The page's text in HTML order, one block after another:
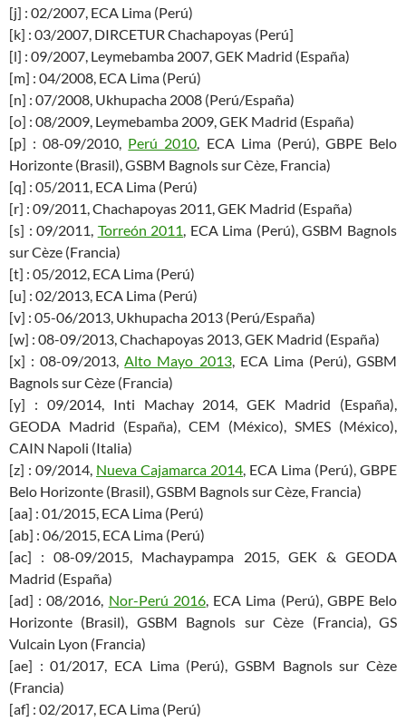
[j] : 02/2007, ECA Lima (Perú)
[k] : 03/2007, DIRCETUR Chachapoyas (Perú]
[l] : 09/2007, Leymebamba 2007, GEK Madrid (España)
[m] : 04/2008, ECA Lima (Perú)
[n] : 07/2008, Ukhupacha 2008 (Perú/España)
[o] : 08/2009, Leymebamba 2009, GEK Madrid (España)
[p] : 08-09/2010, Perú 2010, ECA Lima (Perú), GBPE Belo
Horizonte (Brasil), GSBM Bagnols sur Cèze, Francia)
[q] : 05/2011, ECA Lima (Perú)
[r] : 09/2011, Chachapoyas 2011, GEK Madrid (España)
[s] : 09/2011, Torreón 2011, ECA Lima (Perú), GSBM Bagnols
sur Cèze (Francia)
[t] : 05/2012, ECA Lima (Perú)
[u] : 02/2013, ECA Lima (Perú)
[v] : 05-06/2013, Ukhupacha 2013 (Perú/España)
[w] : 08-09/2013, Chachapoyas 2013, GEK Madrid (España)
[x] : 08-09/2013,Alto Mayo 2013, ECA Lima (Perú), GSBM
Bagnols sur Cèze (Francia)
[y] : 09/2014, Inti Machay 2014, GEK Madrid (España),
GEODA Madrid (España), CEM (México), SMES (México),
CAIN Napoli (Italia)
[z] : 09/2014, Nueva Cajamarca 2014, ECA Lima (Perú), GBPE
Belo Horizonte (Brasil), GSBM Bagnols sur Cèze, Francia)
[aa] : 01/2015, ECA Lima (Perú)
[ab] : 06/2015, ECA Lima (Perú)
[ac] : 08-09/2015, Machaypampa 2015, GEK & GEODA
Madrid (España)
[ad] : 08/2016, Nor-Perú 2016, ECA Lima (Perú), GBPE Belo
Horizonte (Brasil), GSBM Bagnols sur Cèze (Francia), GS
Vulcain Lyon (Francia)
[ae] : 01/2017, ECA Lima (Perú), GSBM Bagnols sur Cèze
(Francia)
[af] : 02/2017, ECA Lima (Perú)